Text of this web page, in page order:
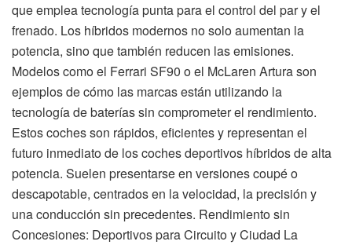
que emplea tecnología punta para el control del par y el
frenado. Los híbridos modernos no solo aumentan la
potencia, sino que también reducen las emisiones.
Modelos como el Ferrari SF90 o el McLaren Artura son
ejemplos de cómo las marcas están utilizando la
tecnología de baterías sin comprometer el rendimiento.
Estos coches son rápidos, eficientes y representan el
futuro inmediato de los coches deportivos híbridos de alta
potencia. Suelen presentarse en versiones coupé o
descapotable, centrados en la velocidad, la precisión y
una conducción sin precedentes. Rendimiento sin
Concesiones: Deportivos para Circuito y Ciudad La